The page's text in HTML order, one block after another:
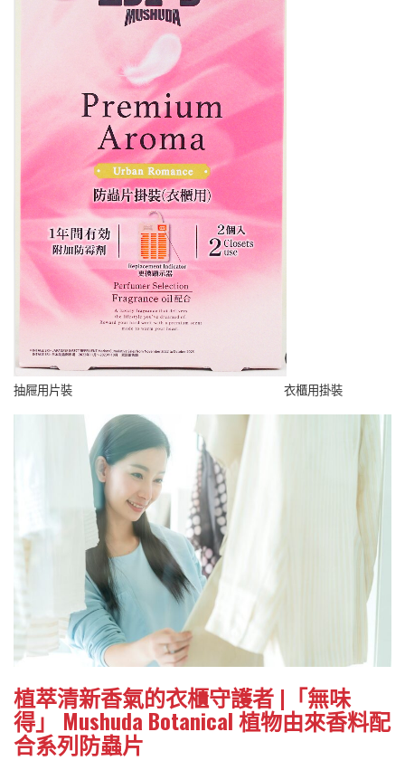
抽屜用片裝 衣櫃用掛裝
植萃清新香氣的衣櫃守護者 |「無味
得」 Mushuda Botanical 植物由來香料配
合系列防蟲片